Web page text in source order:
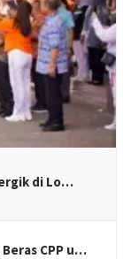
di Lo…
CPP u…